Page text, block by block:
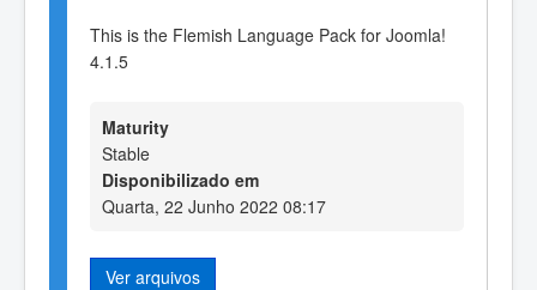
This is the Flemish Language Pack for Joomla!
4.1.5
Maturity
Stable
Disponibilizado em
Quarta, 22 Junho 2022 08:17
Ver arquivos